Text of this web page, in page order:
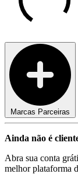
Marcas Parceiras
Ainda não é
Abra sua conta
melhor plataforma